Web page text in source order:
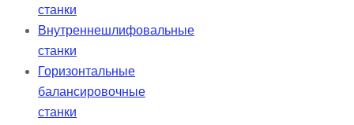
станки
Внутреннешлифовальные
станки
Горизонтальные
балансировочные
станки